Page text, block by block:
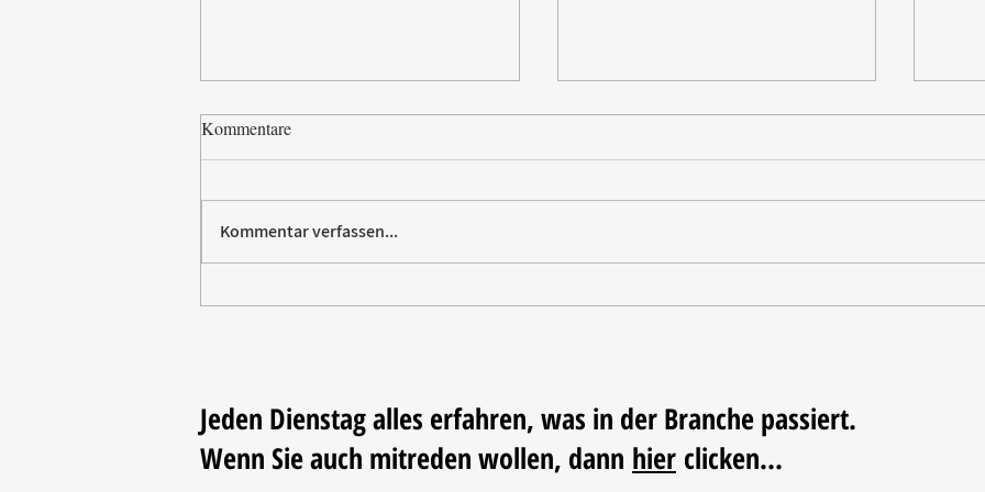
Paw Patrol erobert die
Tischdekoration mit Mehrwert:
Kommentare
Kommentar verfassen...
Jeden Dienstag alles erfahren, was in der Branche passiert.
Wenn Sie auch mitreden wollen, dann hier clicken...